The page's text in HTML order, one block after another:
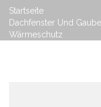
Startseite
Dachfenster Und
Wärmeschutz